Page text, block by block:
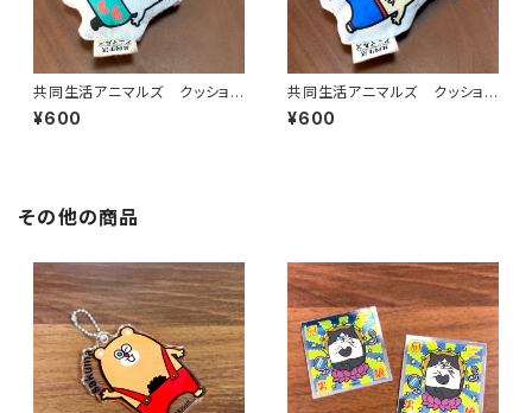
共同生活アニマルズ クッション
キーホルダー（もりちゃん）
¥600
共同生活アニマルズ クッション
キーホルダー（いなっち）
¥600
その他の商品